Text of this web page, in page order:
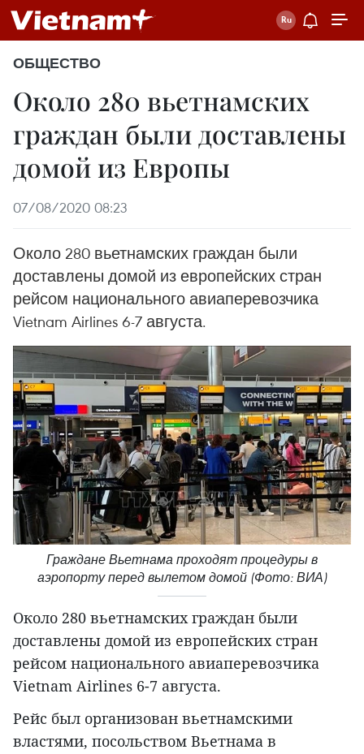
ОБЩЕСТВО
Около 280 вьетнамских
граждан были доставлены
домой из Европы
07/08/2020 08:23
Около 280 вьетнамских граждан были
доставлены домой из европейских стран
рейсом национального авиаперевозчика
Vietnam Airlines 6-7 августа.
Граждане Вьетнама проходят процедуры в
аэропорту перед вылетом домой (Фото: ВИА)
Около 280 вьетнамских граждан были
доставлены домой из европейских стран
рейсом национального авиаперевозчика
Vietnam Airlines 6-7 августа.
Рейс был организован вьетнамскими
властями, посольством Вьетнама в